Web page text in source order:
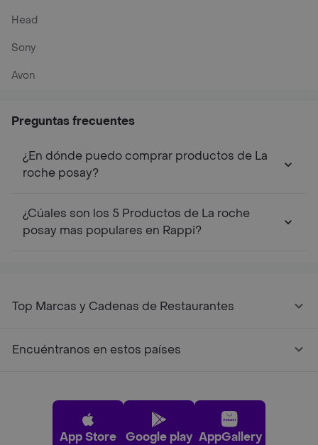
Head
Sony
Avon
Preguntas frecuentes
¿En dónde puedo comprar productos de La
roche posay?
¿Cúales son los 5 Productos de La roche
posay mas populares en Rappi?
Top Marcas y Cadenas de Restaurantes
Encuéntranos en estos países
App Store Google play AppGallery